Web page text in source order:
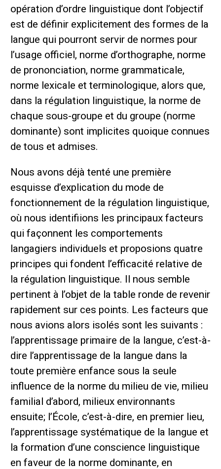
opération d’ordre linguistique dont l’objectif
est de définir explicitement des formes de la
langue qui pourront servir de normes pour
l’usage officiel, norme d’orthographe, norme
de prononciation, norme grammaticale,
norme lexicale et terminologique, alors que,
dans la régulation linguistique, la norme de
chaque sous-groupe et du groupe (norme
dominante) sont implicites quoique connues
de tous et admises.
Nous avons déjà tenté une première
esquisse d’explication du mode de
fonctionnement de la régulation linguistique,
où nous identifiions les principaux facteurs
qui façonnent les comportements
langagiers individuels et proposions quatre
principes qui fondent l’efficacité relative de
la régulation linguistique. Il nous semble
pertinent à l’objet de la table ronde de revenir
rapidement sur ces points. Les facteurs que
nous avions alors isolés sont les suivants :
l’apprentissage primaire de la langue, c’est-à-
dire l’apprentissage de la langue dans la
toute première enfance sous la seule
influence de la norme du milieu de vie, milieu
familial d’abord, milieux environnants
ensuite; l’École, c’est-à-dire, en premier lieu,
l’apprentissage systématique de la langue et
la formation d’une conscience linguistique
en faveur de la norme dominante, en